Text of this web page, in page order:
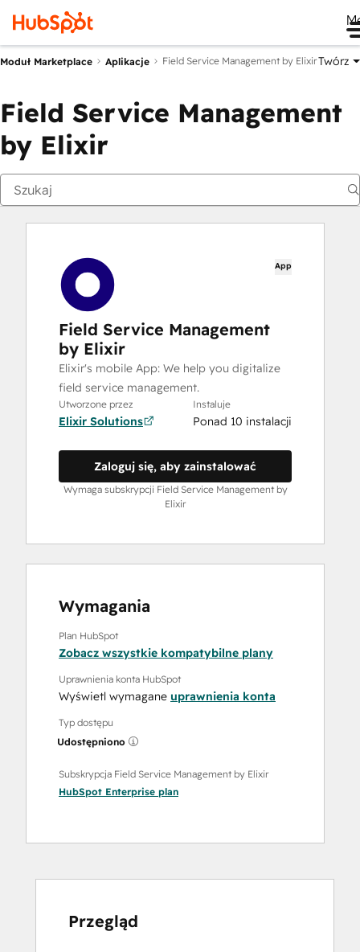
Moduł Marketplace Aplikacje Field Service Management by ElixirTwórz
Field Service Management
by Elixir
App
Field Service Management
by Elixir
Elixir's mobile App: We help you digitalize
field service management.
Utworzone przez
Elixir Solutions
Instaluje
Ponad 10 instalacji
Zaloguj się, aby zainstalować
Wymaga subskrypcji Field Service Management by
Elixir
Wymagania
Plan HubSpot
Zobacz wszystkie kompatybilne plany
Uprawnienia konta HubSpot
Wyświetl wymagane uprawnienia konta
Typ dostępu
Udostępniono
Subskrypcja Field Service Management by Elixir
HubSpot Enterprise plan
Przegląd